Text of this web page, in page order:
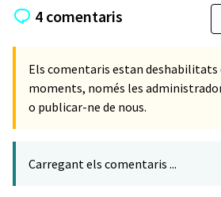
4 comentaris
Els comentaris estan deshabilitats
moments, només les
o publicar-ne de nous.
Carregant els comentaris ...